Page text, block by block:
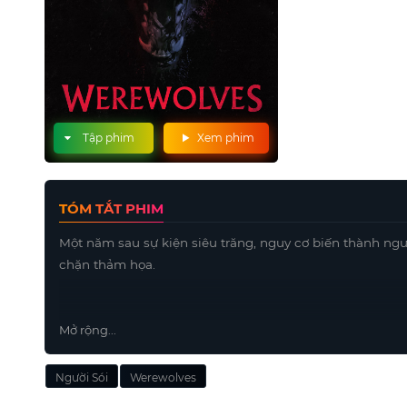
Xem phim
Tập phim
TÓM TẮT PHIM
Một năm sau sự kiện siêu trăng, nguy cơ biến thành
chặn thảm họa.
Mở rộng...
Người Sói Werewolves